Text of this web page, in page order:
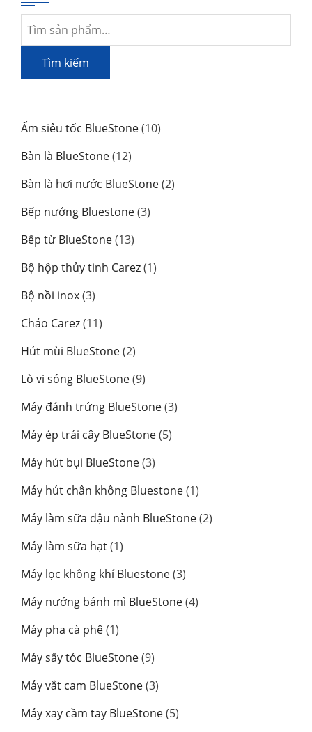
Tìm
kiếm:
Tìm kiếm
Ấm siêu tốc BlueStone 1010
Bàn là BlueStone 1212
Bàn là hơi nước BlueStone 22
Bếp nướng Bluestone 33
Bếp từ BlueStone 1313
phẩm
Bộ hộp thủy tinh Carez 11
Bộ nồi inox 33
phẩm
Chảo Carez 1111
phẩm
Hút mùi BlueStone 22
phẩm
Lò vi sóng BlueStone 99
phẩm
Máy đánh trứng BlueStone 33
Máy ép trái cây BlueStone 55
Máy hút bụi BlueStone 33
Máy hút chân không Bluestone 11
phẩm
Máy làm sữa đậu nành BlueStone 22
Máy làm sữa hạt 11
Máy lọc không khí Bluestone 33
phẩm
Máy nướng bánh mì BlueStone 44
Máy pha cà phê 11
phẩm
Máy sấy tóc BlueStone 99
phẩm
Máy vắt cam BlueStone 33
phẩm
Máy xay cầm tay BlueStone 55